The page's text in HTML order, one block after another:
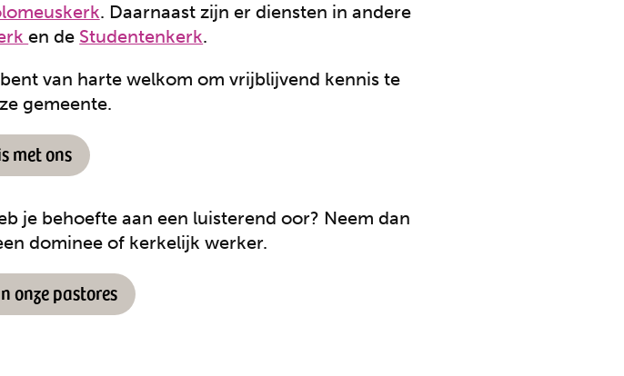
. Daarnaast zijn er diensten in andere
en de Studentenkerk.
van harte welkom om vrijblijvend kennis te
gemeente.
met ons
je behoefte aan een luisterend oor? Neem dan
dominee of kerkelijk werker.
onze pastores